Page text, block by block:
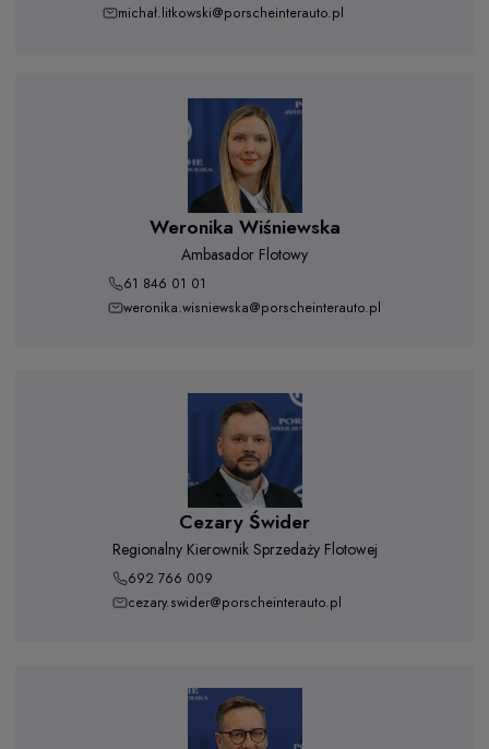
michał.litkowski@porscheinterauto.pl
Weronika Wiśniewska
Ambasador Flotowy
61 846 01 01
weronika.wisniewska@porscheinterauto.pl
Cezary Świder
Regionalny Kierownik Sprzedaży Flotowej
692 766 009
cezary.swider@porscheinterauto.pl